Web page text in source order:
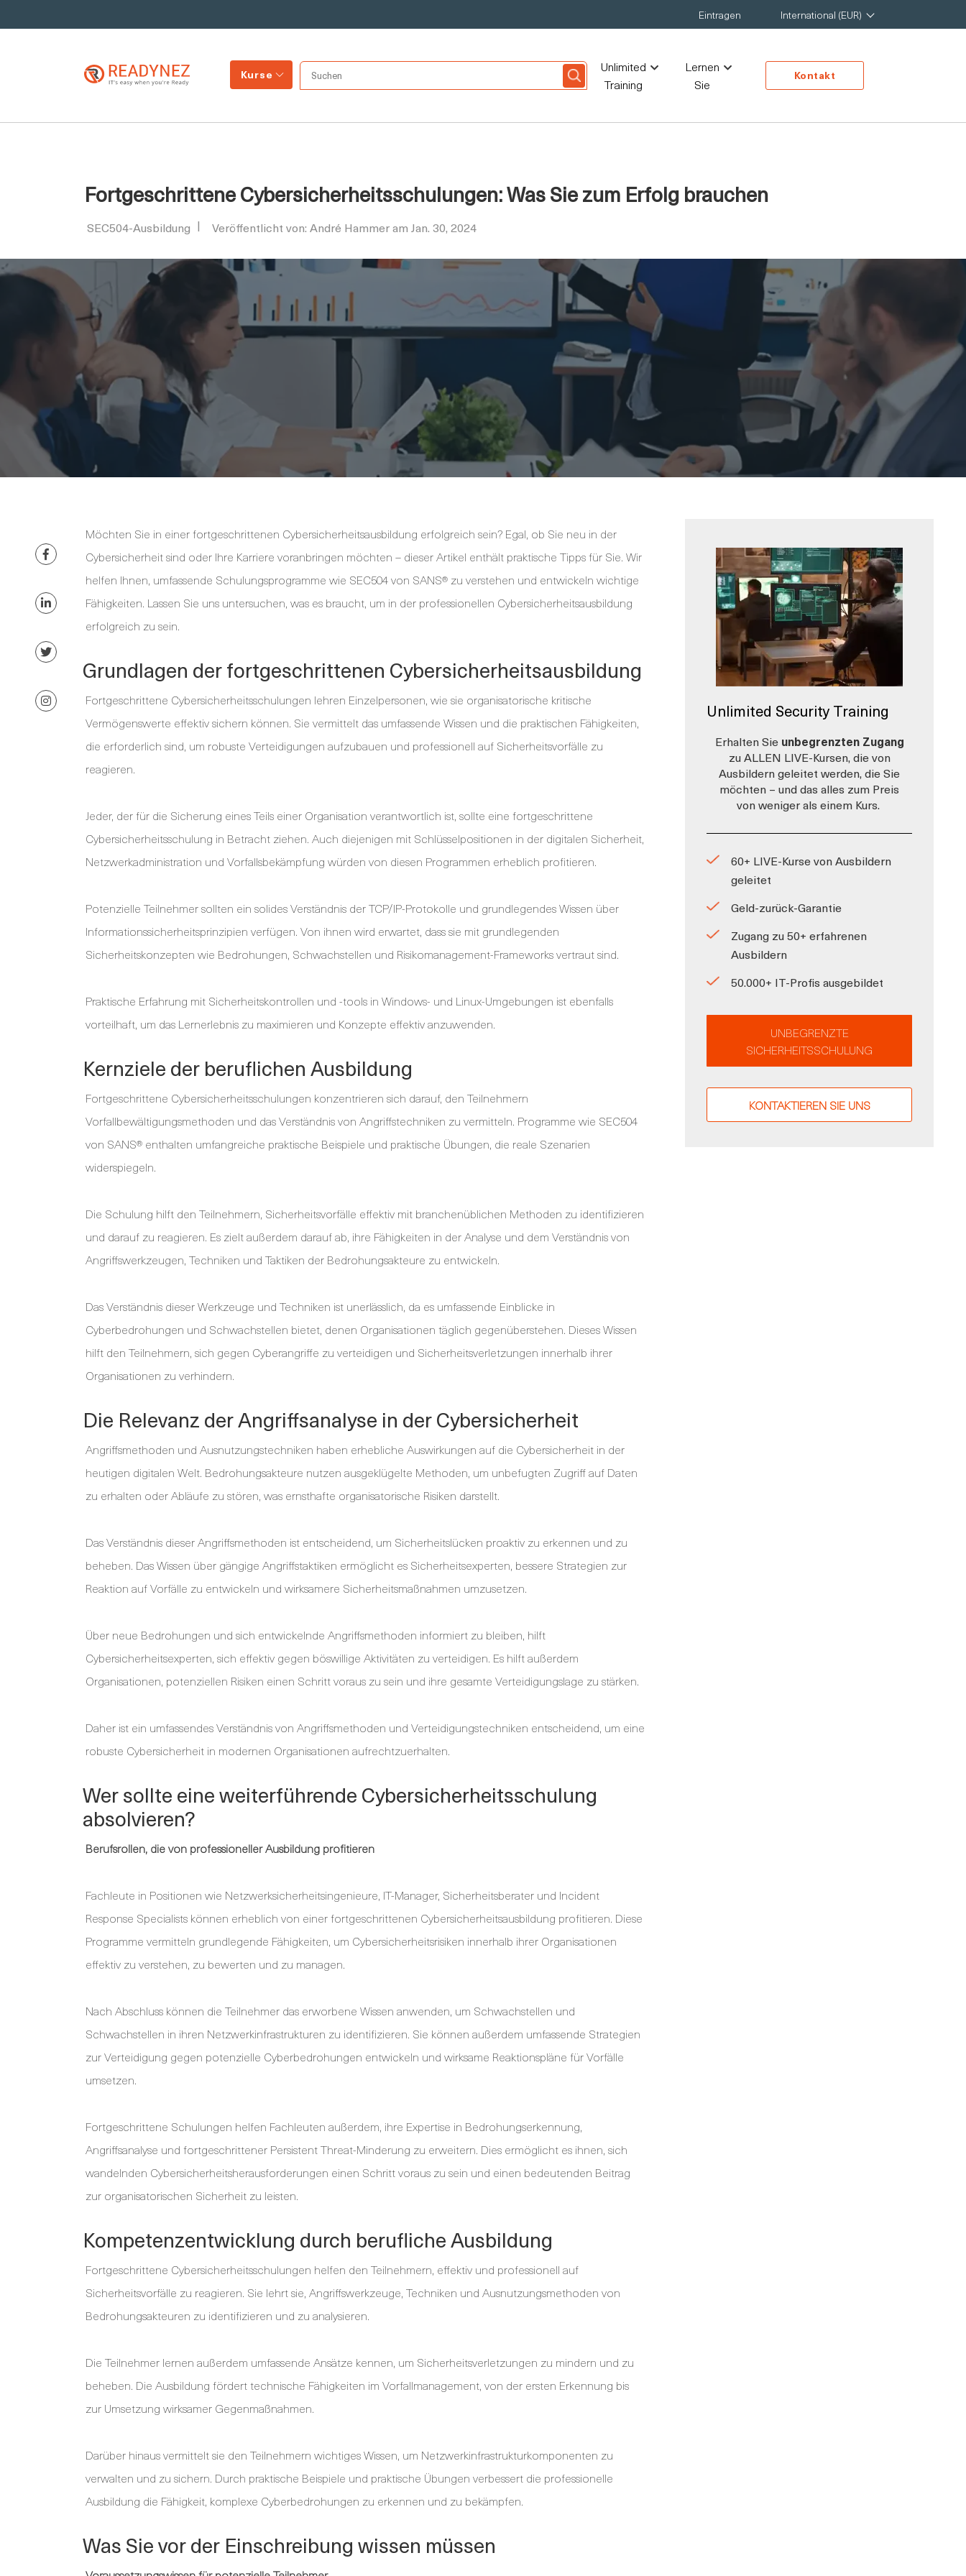
Eintragen International (EUR)
Kurse
Unlimited
Training
Lernen
Sie
Kontakt
Fortgeschrittene Cybersicherheitsschulungen: Was Sie zum Erfolg brauchen
SEC504-Ausbildung Veröffentlicht von: André Hammer am Jan. 30, 2024
Möchten Sie in einer fortgeschrittenen Cybersicherheitsausbildung erfolgreich sein? Egal, ob Sie neu in der
Cybersicherheit sind oder Ihre Karriere voranbringen möchten – dieser Artikel enthält praktische Tipps für Sie. Wir
helfen Ihnen, umfassende Schulungsprogramme wie SEC504 von SANS® zu verstehen und entwickeln wichtige
Fähigkeiten. Lassen Sie uns untersuchen, was es braucht, um in der professionellen Cybersicherheitsausbildung
erfolgreich zu sein.
Grundlagen der fortgeschrittenen Cybersicherheitsausbildung
Fortgeschrittene Cybersicherheitsschulungen lehren Einzelpersonen, wie sie organisatorische kritische
Vermögenswerte effektiv sichern können. Sie vermittelt das umfassende Wissen und die praktischen Fähigkeiten,
die erforderlich sind, um robuste Verteidigungen aufzubauen und professionell auf Sicherheitsvorfälle zu
reagieren.
Jeder, der für die Sicherung eines Teils einer Organisation verantwortlich ist, sollte eine fortgeschrittene
Cybersicherheitsschulung in Betracht ziehen. Auch diejenigen mit Schlüsselpositionen in der digitalen Sicherheit,
Netzwerkadministration und Vorfallsbekämpfung würden von diesen Programmen erheblich profitieren.
Potenzielle Teilnehmer sollten ein solides Verständnis der TCP/IP-Protokolle und grundlegendes Wissen über
Informationssicherheitsprinzipien verfügen. Von ihnen wird erwartet, dass sie mit grundlegenden
Sicherheitskonzepten wie Bedrohungen, Schwachstellen und Risikomanagement-Frameworks vertraut sind.
Praktische Erfahrung mit Sicherheitskontrollen und -tools in Windows- und Linux-Umgebungen ist ebenfalls
vorteilhaft, um das Lernerlebnis zu maximieren und Konzepte effektiv anzuwenden.
Kernziele der beruflichen Ausbildung
Fortgeschrittene Cybersicherheitsschulungen konzentrieren sich darauf, den Teilnehmern
Vorfallbewältigungsmethoden und das Verständnis von Angriffstechniken zu vermitteln. Programme wie SEC504
von SANS® enthalten umfangreiche praktische Beispiele und praktische Übungen, die reale Szenarien
widerspiegeln.
Die Schulung hilft den Teilnehmern, Sicherheitsvorfälle effektiv mit branchenüblichen Methoden zu identifizieren
und darauf zu reagieren. Es zielt außerdem darauf ab, ihre Fähigkeiten in der Analyse und dem Verständnis von
Angriffswerkzeugen, Techniken und Taktiken der Bedrohungsakteure zu entwickeln.
Das Verständnis dieser Werkzeuge und Techniken ist unerlässlich, da es umfassende Einblicke in
Cyberbedrohungen und Schwachstellen bietet, denen Organisationen täglich gegenüberstehen. Dieses Wissen
hilft den Teilnehmern, sich gegen Cyberangriffe zu verteidigen und Sicherheitsverletzungen innerhalb ihrer
Organisationen zu verhindern.
Die Relevanz der Angriffsanalyse in der Cybersicherheit
Angriffsmethoden und Ausnutzungstechniken haben erhebliche Auswirkungen auf die Cybersicherheit in der
heutigen digitalen Welt. Bedrohungsakteure nutzen ausgeklügelte Methoden, um unbefugten Zugriff auf Daten
zu erhalten oder Abläufe zu stören, was ernsthafte organisatorische Risiken darstellt.
Das Verständnis dieser Angriffsmethoden ist entscheidend, um Sicherheitslücken proaktiv zu erkennen und zu
beheben. Das Wissen über gängige Angriffstaktiken ermöglicht es Sicherheitsexperten, bessere Strategien zur
Reaktion auf Vorfälle zu entwickeln und wirksamere Sicherheitsmaßnahmen umzusetzen.
Über neue Bedrohungen und sich entwickelnde Angriffsmethoden informiert zu bleiben, hilft
Cybersicherheitsexperten, sich effektiv gegen böswillige Aktivitäten zu verteidigen. Es hilft außerdem
Organisationen, potenziellen Risiken einen Schritt voraus zu sein und ihre gesamte Verteidigungslage zu stärken.
Daher ist ein umfassendes Verständnis von Angriffsmethoden und Verteidigungstechniken entscheidend, um eine
robuste Cybersicherheit in modernen Organisationen aufrechtzuerhalten.
Wer sollte eine weiterführende Cybersicherheitsschulung
absolvieren?
Berufsrollen, die von professioneller Ausbildung profitieren
Fachleute in Positionen wie Netzwerksicherheitsingenieure, IT-Manager, Sicherheitsberater und Incident
Response Specialists können erheblich von einer fortgeschrittenen Cybersicherheitsausbildung profitieren. Diese
Programme vermitteln grundlegende Fähigkeiten, um Cybersicherheitsrisiken innerhalb ihrer Organisationen
effektiv zu verstehen, zu bewerten und zu managen.
Nach Abschluss können die Teilnehmer das erworbene Wissen anwenden, um Schwachstellen und
Schwachstellen in ihren Netzwerkinfrastrukturen zu identifizieren. Sie können außerdem umfassende Strategien
zur Verteidigung gegen potenzielle Cyberbedrohungen entwickeln und wirksame Reaktionspläne für Vorfälle
umsetzen.
Fortgeschrittene Schulungen helfen Fachleuten außerdem, ihre Expertise in Bedrohungserkennung,
Angriffsanalyse und fortgeschrittener Persistent Threat-Minderung zu erweitern. Dies ermöglicht es ihnen, sich
wandelnden Cybersicherheitsherausforderungen einen Schritt voraus zu sein und einen bedeutenden Beitrag
zur organisatorischen Sicherheit zu leisten.
Kompetenzentwicklung durch berufliche Ausbildung
Fortgeschrittene Cybersicherheitsschulungen helfen den Teilnehmern, effektiv und professionell auf
Sicherheitsvorfälle zu reagieren. Sie lehrt sie, Angriffswerkzeuge, Techniken und Ausnutzungsmethoden von
Bedrohungsakteuren zu identifizieren und zu analysieren.
Die Teilnehmer lernen außerdem umfassende Ansätze kennen, um Sicherheitsverletzungen zu mindern und zu
beheben. Die Ausbildung fördert technische Fähigkeiten im Vorfallmanagement, von der ersten Erkennung bis
zur Umsetzung wirksamer Gegenmaßnahmen.
Darüber hinaus vermittelt sie den Teilnehmern wichtiges Wissen, um Netzwerkinfrastrukturkomponenten zu
verwalten und zu sichern. Durch praktische Beispiele und praktische Übungen verbessert die professionelle
Ausbildung die Fähigkeit, komplexe Cyberbedrohungen zu erkennen und zu bekämpfen.
Was Sie vor der Einschreibung wissen müssen
Unlimited Security Training
Erhalten Sieunbegrenzten Zugang
zu ALLEN LIVE-Kursen, die von
Ausbildern geleitet werden, die Sie
möchten – und das alles zum Preis
von weniger als einem Kurs.
60+ LIVE-Kurse von Ausbildern
geleitet
Geld-zurück-Garantie
Zugang zu 50+ erfahrenen
Ausbildern
50.000+ IT-Profis ausgebildet
UNBEGRENZTE
SICHERHEITSSCHULUNG
KONTAKTIEREN SIE UNS